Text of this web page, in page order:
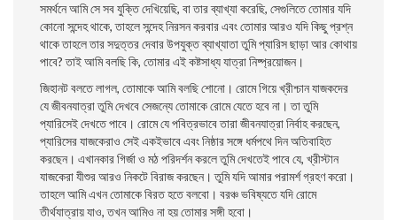
সমর্থনে আমি সে সব যুক্তি দেখিয়েছি, বা তার ব্যাখ্যা করেছি, সেগুলিতে তােমার যদি
কোনাে সন্দেহ থাকে, তাহলে সন্দেহ নিরসন করবার এবং তােমার আরও যদি কিছু প্রশ্ন
থাকে তাহলে তার সদুত্তর দেবার উপযুক্ত ব্যাখ্যাতা তুমি প্যারিস ছাড়া আর কোথায়
পাবে? তাই আমি বলছি কি, তােমার এই কষ্টসাধ্য যাত্রা নিষ্প্রয়ােজন।
জিহানট বলতে লাগল, তােমাকে আমি বলছি শােনাে। রােমে গিয়ে খ্রীশ্চান যাজকদের
যে জীবনযাত্রা তুমি দেখবে সেজন্যে তােমাকে রােমে যেতে হবে না। তা তুমি
প্যারিসেই দেখতে পাবে। রােমে যে পবিত্রভাবে তারা জীবনযাত্রা নির্বাহ করছেন,
প্যারিসের যাজকেরাও সেই একইভাবে এবং নিষ্ঠার সঙ্গে ধর্মপথে দিন অতিবাহিত
করছেন। এখানকার গির্জা ও মঠ পরিদর্শন করলে তুমি দেখতেই পাবে যে, খ্রীস্টান
যাজকেরা যীশুর আরও নিকটে বিরাজ করছেন। তুমি যদি আমার পরামর্শ গ্রহণ করাে।
তাহলে আমি এখন তােমাকে বিরত হতে বলবাে। বরঞ্চ ভবিষ্যতে যদি রােমে
তীর্থযাত্রায় যাও, তখন আমিও না হয় তােমার সঙ্গী হবাে।